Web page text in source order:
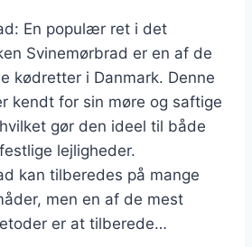
En populær ret i det
Svinemørbrad er en af de
kødretter i Danmark. Denne
kendt for sin møre og saftige
gør den ideel til både
lejligheder.
kan tilberedes på mange
men en af de mest
er at tilberede…